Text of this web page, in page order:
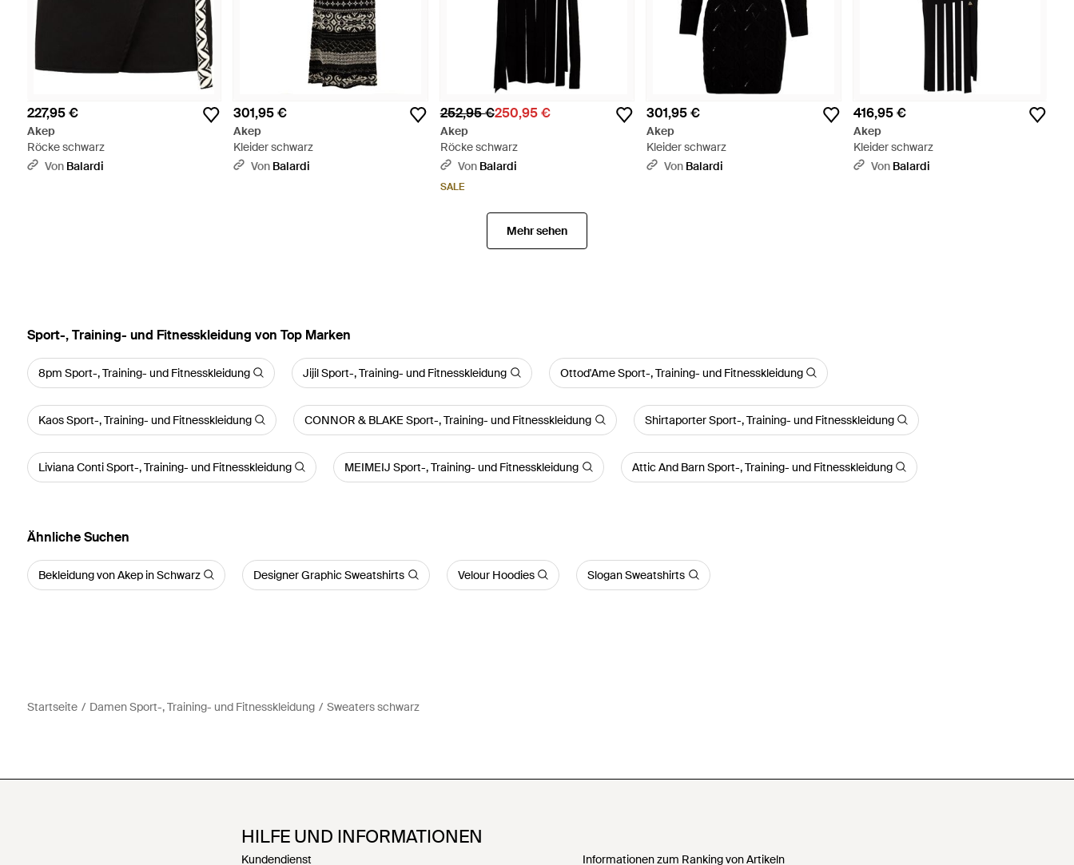
227,95 €
Akep
Röcke schwarz
Von Balardi
301,95 €
Akep
Kleider schwarz
Von Balardi
252,95 €250,95 €
Akep
Röcke schwarz
Von Balardi
SALE
301,95 €
Akep
Kleider schwarz
Von Balardi
416,95 €
Akep
Kleider schwarz
Von Balardi
Mehr sehen
Sport-, Training- und Fitnesskleidung von Top Marken
8pm Sport-, Training- und Fitnesskleidung Jijil Sport-, Training- und Fitnesskleidung Ottod'Ame Sport-, Training- und Fitnesskleidung
Kaos Sport-, Training- und Fitnesskleidung CONNOR & BLAKE Sport-, Training- und Fitnesskleidung Shirtaporter Sport-, Training- und Fitnesskleidung
Liviana Conti Sport-, Training- und Fitnesskleidung MEIMEIJ Sport-, Training- und Fitnesskleidung Attic And Barn Sport-, Training- und Fitnesskleidung
Ähnliche Suchen
Bekleidung von Akep in Schwarz Designer Graphic Sweatshirts Velour Hoodies Slogan Sweatshirts
Startseite Damen Sport-, Training- und Fitnesskleidung Sweaters schwarz
HILFE UND INFORMATIONEN
Kundendienst Informationen zum Ranking von Artikeln